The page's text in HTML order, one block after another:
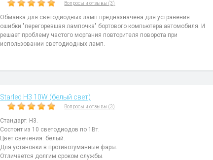
Вопросы и отзывы (3)
Обманка для светодиодных ламп предназначена для устранения
ошибки "перегоревшая лампочка" бортового компьютера автомобиля. И
решает проблему частого моргания повторителя поворота при
использовании светодиодных ламп.
Starled H3 10W (белый свет)
Вопросы и отзывы (3)
Стандарт: H3.
Состоит из 10 светодиодов по 1Вт.
Цвет свечения: белый.
Для установки в противотуманные фары.
Отличается долгим сроком службы.